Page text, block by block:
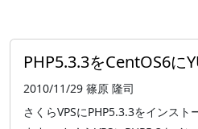
PHP5.3.3をCentOS6に
2010/11/29 篠原 隆司
さくらVPSにPHP5.3.3をインス